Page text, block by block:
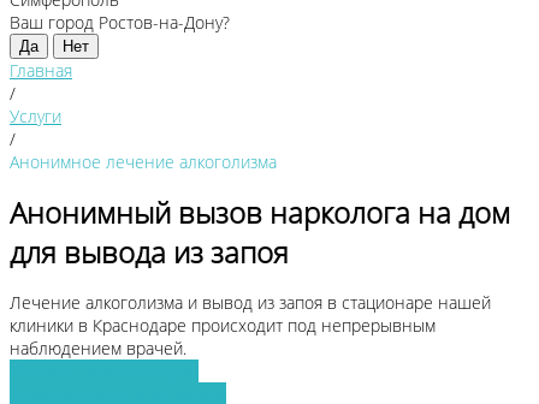
Ваш город Ростов-на-Дону?
Да Нет
Главная
/
Услуги
/
Анонимное лечение алкоголизма
Анонимный вызов нарколога на дом
для вывода из запоя
Лечение алкоголизма и вывод из запоя в стационаре нашей
клиники в Краснодаре происходит под непрерывным
наблюдением врачей.